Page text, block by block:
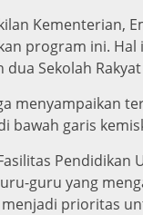
Kementerian,
program ini.
dua Sekolah
menyampaikan
bawah garis
Pendidikan
guru yang
menjadi prioritas